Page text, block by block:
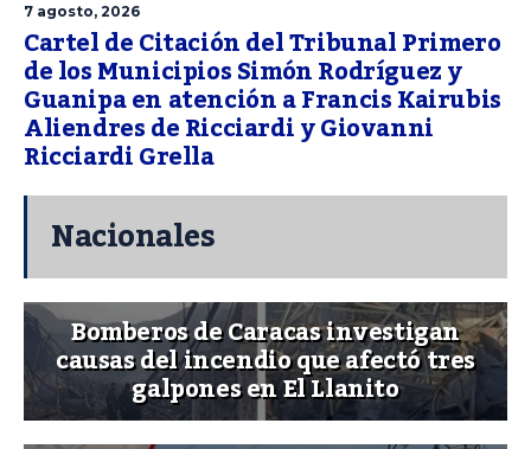
7 agosto, 2026
Cartel de Citación del Tribunal Primero
de los Municipios Simón Rodríguez y
Guanipa en atención a Francis Kairubis
Aliendres de Ricciardi y Giovanni
Ricciardi Grella
Nacionales
Bomberos de Caracas investigan
causas del incendio que afectó tres
galpones en El Llanito